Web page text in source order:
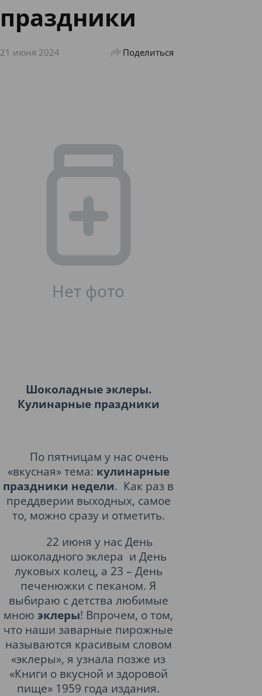
праздники
21 июня 2024 Поделиться
Шоколадные эклеры.
Кулинарные праздники
По пятницам у нас очень
«вкусная» тема: кулинарные
праздники недели. Как раз в
преддверии выходных, самое
то, можно сразу и отметить.
22 июня у нас День
шоколадного эклера и День
луковых колец, а 23 – День
печенюжки с пеканом. Я
выбираю с детства любимые
мною эклеры! Впрочем, о том,
что наши заварные пирожные
называются красивым словом
«эклеры», я узнала позже из
«Книги о вкусной и здоровой
пище» 1959 года издания.